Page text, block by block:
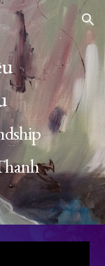
Skip to navigation